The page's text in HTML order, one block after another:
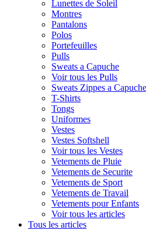
Lunettes de Soleil
Montres
Pantalons
Polos
Portefeuilles
Pulls
Sweats a Capuche
Voir tous les Pulls
Sweats Zippes a Capuche
T-Shirts
Tongs
Uniformes
Vestes
Vestes Softshell
Voir tous les Vestes
Vetements de Pluie
Vetements de Securite
Vetements de Sport
Vetements de Travail
Vetements pour Enfants
Voir tous les articles
Tous les articles